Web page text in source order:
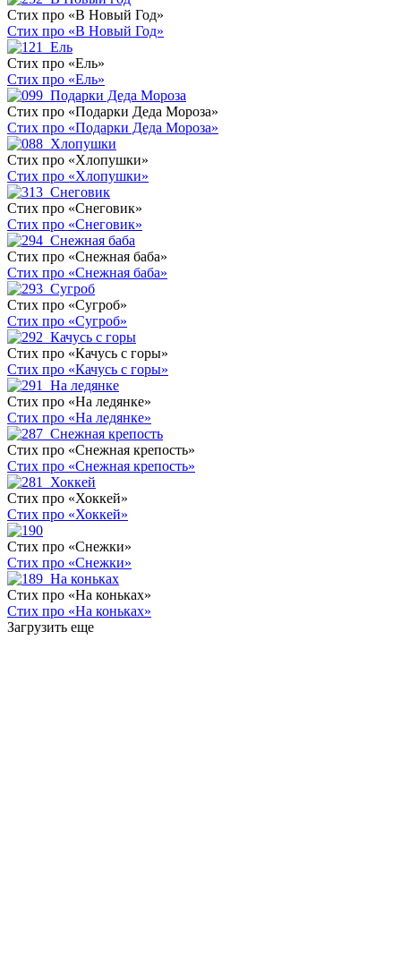
Стих про «В Новый Год»
Стих про «В Новый Год»
Стих про «Ель»
Стих про «Ель»
Стих про «Подарки Деда Мороза»
Стих про «Подарки Деда Мороза»
Стих про «Хлопушки»
Стих про «Хлопушки»
Стих про «Снеговик»
Стих про «Снеговик»
Стих про «Снежная баба»
Стих про «Снежная баба»
Стих про «Сугроб»
Стих про «Сугроб»
Стих про «Качусь с горы»
Стих про «Качусь с горы»
Стих про «На ледянке»
Стих про «На ледянке»
Стих про «Снежная крепость»
Стих про «Снежная крепость»
Стих про «Хоккей»
Стих про «Хоккей»
Стих про «Снежки»
Стих про «Снежки»
Стих про «На коньках»
Стих про «На коньках»
Загрузить еще